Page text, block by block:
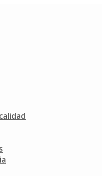
JIS
2022
niños, el
y la exploración es de
que desarrollamos una